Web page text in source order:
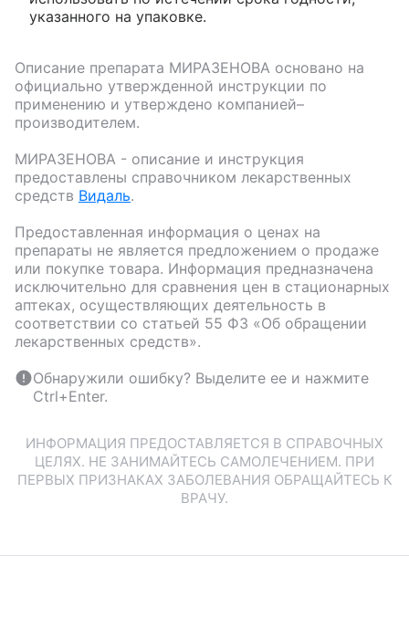
указанного на упаковке.
Описание препарата МИРАЗЕНОВА основано на
официально утвержденной инструкции по
применению и утверждено компанией–
производителем.
МИРАЗЕНОВА - описание и инструкция
предоставлены справочником лекарственных
средств Видаль.
Предоставленная информация о ценах на
препараты не является предложением о продаже
или покупке товара. Информация предназначена
исключительно для сравнения цен в стационарных
аптеках, осуществляющих деятельность в
соответствии со статьей 55 ФЗ «Об обращении
лекарственных средств».
Обнаружили ошибку? Выделите ее и нажмите
Ctrl+Enter.
ИНФОРМАЦИЯ ПРЕДОСТАВЛЯЕТСЯ В СПРАВОЧНЫХ
ЦЕЛЯХ. НЕ ЗАНИМАЙТЕСЬ САМОЛЕЧЕНИЕМ. ПРИ
ПЕРВЫХ ПРИЗНАКАХ ЗАБОЛЕВАНИЯ ОБРАЩАЙТЕСЬ К
ВРАЧУ.